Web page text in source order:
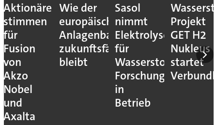
Aktionäre
stimmen
für
Fusion
von
Akzo
Nobel
und
Axalta
Wie der
europäische
Anlagenbau
zukunftsfähig
bleibt
Sasol
nimmt
Elektrolyseur
für
Wasserstoff-
Forschung
in
Betrieb
Projekt
GET H2
Nukleus
startet